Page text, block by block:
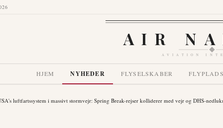
AIR
AVIATION
HJEM NYHEDER FLYSELSKABER
luftfartssystem i massivt stormvejr: Spring Break-rejser kolliderer med vejr og DHS-